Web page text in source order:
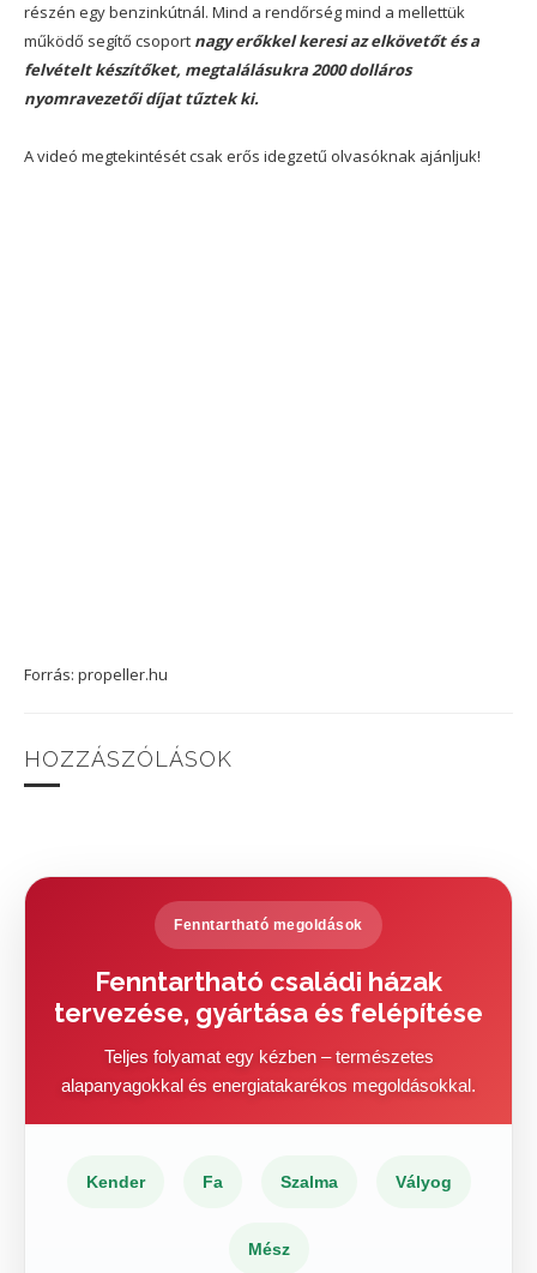
részén egy benzinkútnál. Mind a rendőrség mind a mellettük
működő segítő csoport nagy erőkkel keresi az elkövetőt és a
felvételt készítőket, megtalálásukra 2000 dolláros
nyomravezetői díjat tűztek ki.
A videó megtekintését csak erős idegzetű olvasóknak ajánljuk!
Forrás: propeller.hu
HOZZÁSZÓLÁSOK
Fenntartható megoldások
Fenntartható családi házak
tervezése, gyártása és felépítése
Teljes folyamat egy kézben – természetes
alapanyagokkal és energiatakarékos megoldásokkal.
Kender Fa Szalma Vályog
Mész